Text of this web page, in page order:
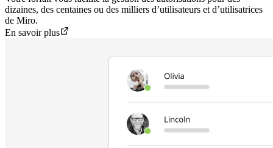
dizaines, des centaines ou des milliers d’utilisateurs et d’utilisatrices
de Miro.
En savoir plus